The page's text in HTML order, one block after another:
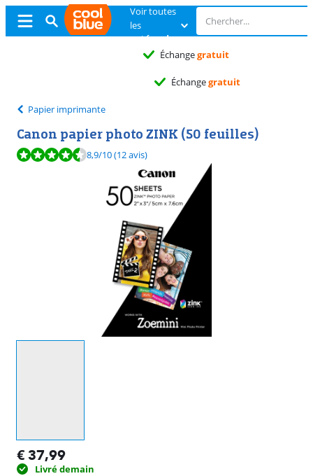
Voir toutes
les
catégories
Échangegratuit
Échangegratuit
Papier imprimante
Canon papier photo ZINK (50 feuilles)
La note est de 8,9 sur 10, basée sur 12 avis.
8,9/10(12 avis)
€ 37,99
Livré demain